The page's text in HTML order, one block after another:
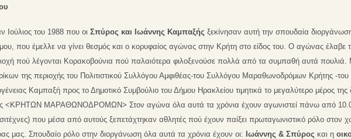
Ιούλιος του 1988 που οι Σπύρος και Ιωάννης Καμπαξής ξεκίνησαν αυτή την σπουδαία
που έμελλε να γίνει θεσμός και ο κορυφαίος αγώνας στην Κρήτη στο είδος του. Ο αγώνας έλαβε
πού λέγονται Κορακοβούνια πού παλαιότερα φιλοξενούσε πολλά από τα συμπαθή αυτά
της περιοχής του Πολιτιστικού Συλλόγου Αμφιθέας-του Συλλόγου Μαραθωνοδρόμων Κρήτης -του
Καμπαξή προς το Δημοτικό Συμβούλιο του Δήμου Ηρακλείου τιμητικά το μεγαλύτερο μέρος
<ΚΡΗΤΩΝ ΜΑΡΑΘΩΝΟΔΡΟΜΩΝ> Στον αγώνα όλα αυτά τα χρόνια έχουν αγωνιστεί πάνω από
που μέσα από αυτούς ξεπετάχτηκαν αθλητές πού έχουν παίξει πρωταγωνιστικό ρόλο στον
μας. Σπουδαίο ρόλο στην διοργάνωση όλα αυτά τα χρόνια έχουν οι: Ιωάννης & Σπύρος και η